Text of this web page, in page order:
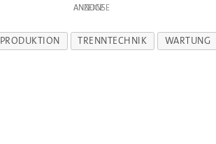
ANZEIGE
PRODUKTION TRENNTECHNIK WARTUNG